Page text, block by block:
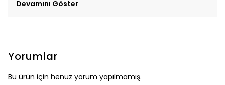
Devamını Göster
Yorumlar
Bu ürün için henüz yorum yapılmamış.